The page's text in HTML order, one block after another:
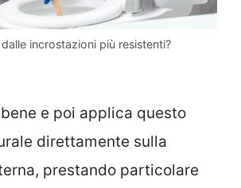
incrostazioni più resistenti?
e poi applica questo
direttamente sulla
prestando particolare